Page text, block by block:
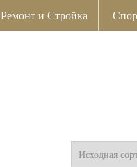
Ремонт и Стройка